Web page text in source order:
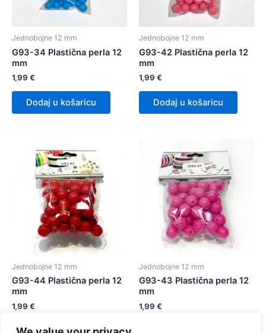
Jednobojne 12 mm
G93-34 Plastična perla 12
mm
1,99 €
Dodaj u košaricu
Jednobojne 12 mm
G93-42 Plastična perla 12
mm
1,99 €
Dodaj u košaricu
Jednobojne 12 mm
G93-44 Plastična perla 12
mm
1,99 €
Jednobojne 12 mm
G93-43 Plastična perla 12
mm
1,99 €